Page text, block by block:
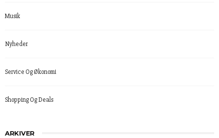
Musik
Nyheder
Service Og Økonomi
Shopping Og Deals
ARKIVER